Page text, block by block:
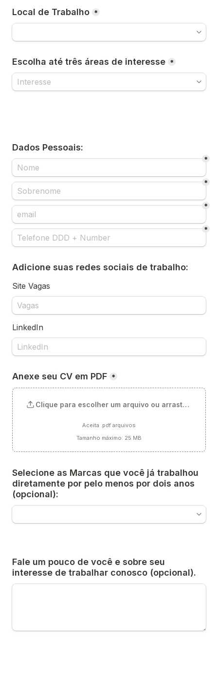
Local de Trabalho *
Escolha até três áreas de interesse *
Dados Pessoais:
*
*
*
*
Adicione suas redes sociais de trabalho:
Site Vagas
LinkedIn
Anexe seu CV em PDF *
Clique para escolher um arquivo ou arraste ele
Aceita .pdf arquivos
Tamanho máximo: 25 MB
Selecione as Marcas que você já trabalhou
diretamente por pelo menos por dois anos
(opcional):
Fale um pouco de você e sobre seu
interesse de trabalhar conosco (opcional).